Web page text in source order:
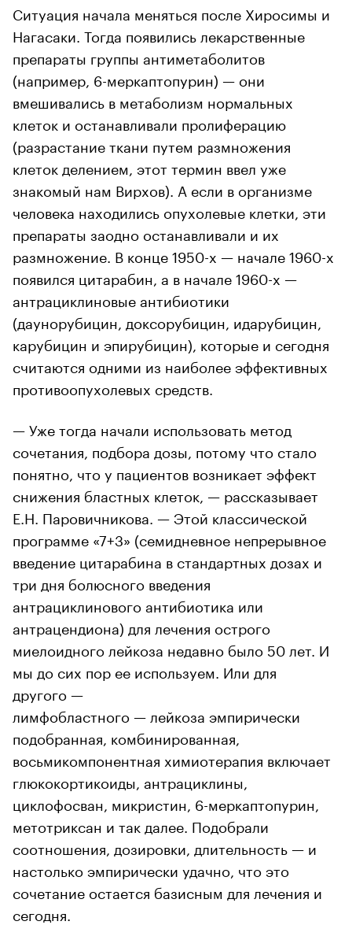
Ситуация начала меняться после Хиросимы и
Нагасаки. Тогда появились лекарственные
препараты группы антиметаболитов
(например, 6-меркаптопурин) — они
вмешивались в метаболизм нормальных
клеток и останавливали пролиферацию
(разрастание ткани путем размножения
клеток делением, этот термин ввел уже
знакомый нам Вирхов). А если в организме
человека находились опухолевые клетки, эти
препараты заодно останавливали и их
размножение. В конце 1950-х — начале 1960-х
появился цитарабин, а в начале 1960-х —
антрациклиновые антибиотики
(даунорубицин, доксорубицин, идарубицин,
карубицин и эпирубицин), которые и сегодня
считаются одними из наиболее эффективных
противоопухолевых средств.
— Уже тогда начали использовать метод
сочетания, подбора дозы, потому что стало
понятно, что у пациентов возникает эффект
снижения бластных клеток, — рассказывает
Е.Н. Паровичникова. — Этой классической
программе «7+3» (семидневное непрерывное
введение цитарабина в стандартных дозах и
три дня болюсного введения
антрациклинового антибиотика или
антрацендиона) для лечения острого
миелоидного лейкоза недавно было 50 лет. И
мы до сих пор ее используем. Или для
другого —
лимфобластного — лейкоза эмпирически
подобранная, комбинированная,
восьмикомпонентная химиотерапия включает
глюкокортикоиды, антрациклины,
циклофосван, микристин, 6-меркаптопурин,
метотриксан и так далее. Подобрали
соотношения, дозировки, длительность — и
настолько эмпирически удачно, что это
сочетание остается базисным для лечения и
сегодня.